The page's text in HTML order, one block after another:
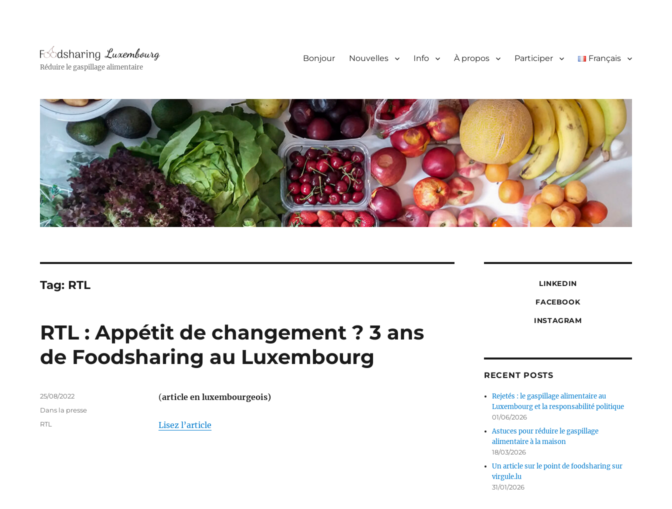
Réduire le gaspillage alimentaire
Bonjour Nouvelles Info À propos Participer Français
Tag: RTL
RTL : Appétit de changement ? 3 ans
de Foodsharing au Luxembourg
(article en luxembourgeois)
Lisez l’article
Publié
25/08/2022
Catégories
Dans la presse
Étiquettes
RTL
LINKEDIN
FACEBOOK
INSTAGRAM
RECENT POSTS
Rejetés : le gaspillage alimentaire au
Luxembourg et la responsabilité politique
01/06/2026
Astuces pour réduire le gaspillage
alimentaire à la maison
18/03/2026
Un article sur le point de foodsharing sur
virgule.lu
31/01/2026